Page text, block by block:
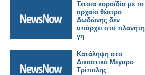
Τέτοια κοροϊδία με το
αρχαίο θέατρο
Δωδώνης δεν
υπάρχει στο πλανήτη
γη
Κατάληψη στο
Δικαστικό Μέγαρο
Τρίπολης